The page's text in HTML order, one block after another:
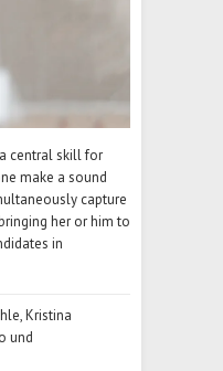
central skill for
make a sound
capture
her or him to
in
,Kristina
und